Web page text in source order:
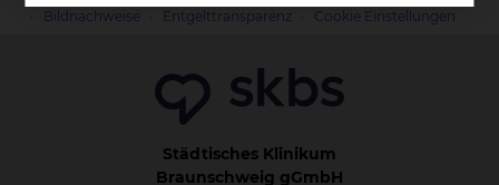
Bildnachweise
Entgelttransparenz Cookie Einstellungen
Städtisches Klinikum
Braunschweig gGmbH